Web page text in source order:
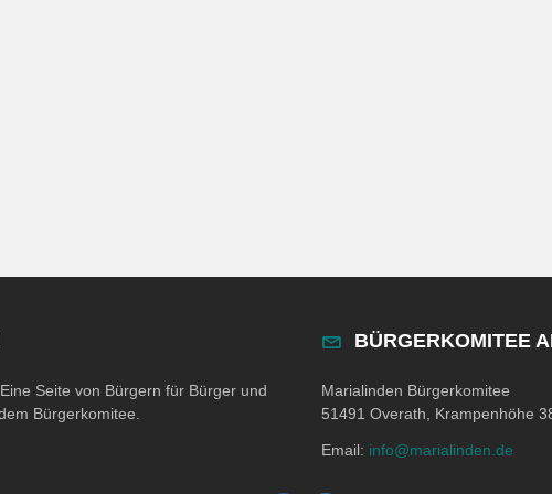
Seite von Bürgern für Bürger und
Bürgerkomitee.
BÜRGERKOMITEE
Marialinden Bürgerkomitee
51491 Overath, Krampenhöhe
Email: info@marialinden.de